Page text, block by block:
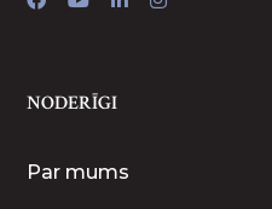
NODERĪGI
Par mums